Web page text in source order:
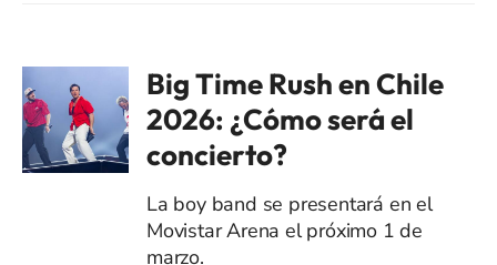
Big Time Rush en Chile
2026: ¿Cómo será el
concierto?
La boy band se presentará en el
Movistar Arena el próximo 1 de
marzo.